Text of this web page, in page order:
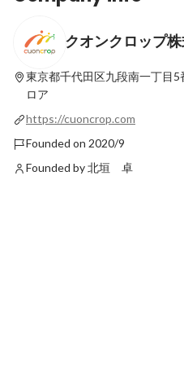
クオンクロップ
東京都千代田区九段南一丁目5
ロア
https://cuoncrop.com
Founded on 2020/9
Founded by 北垣 卓